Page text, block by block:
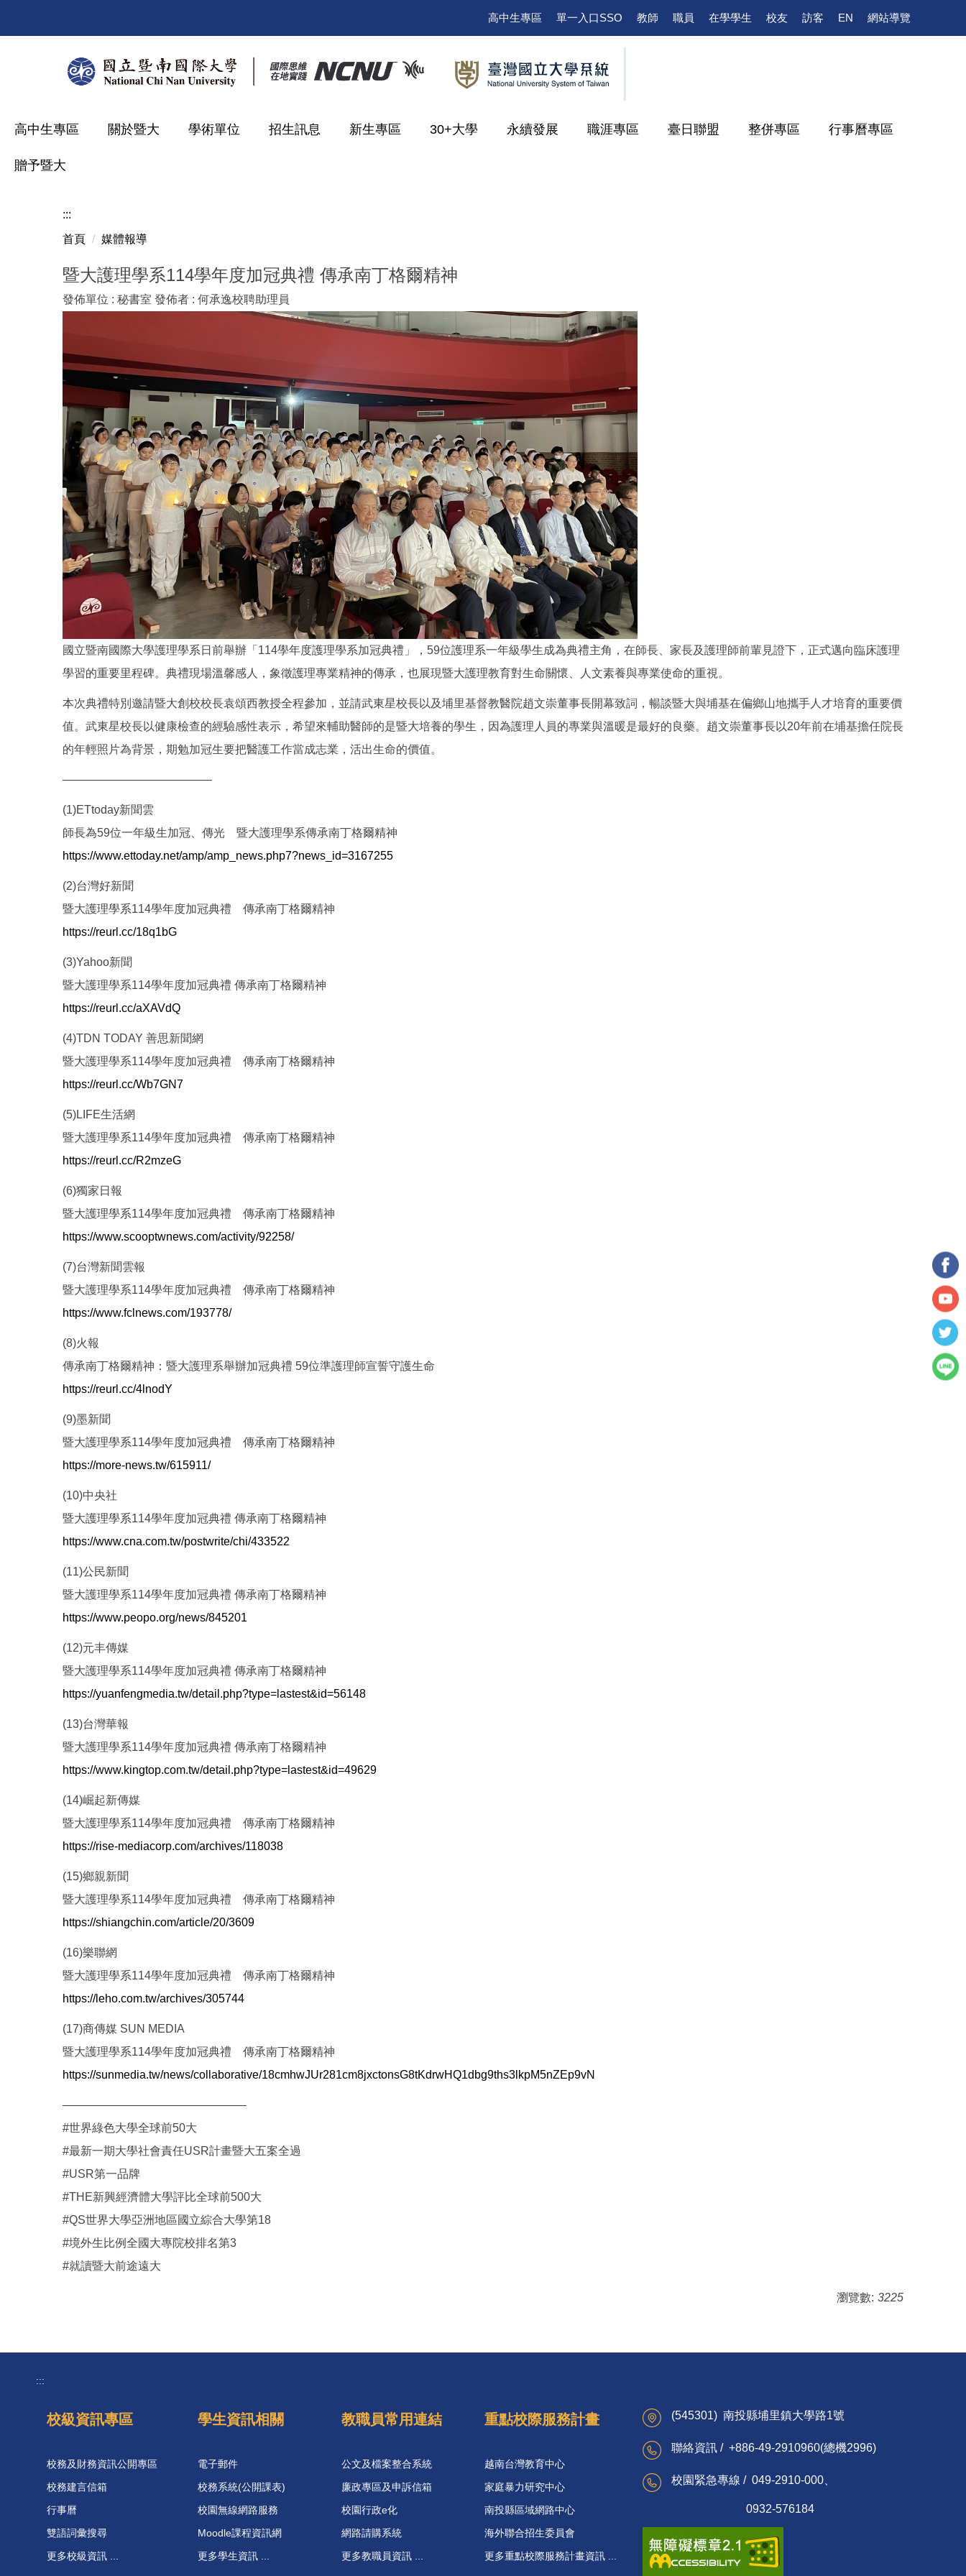
高中生專區 單一入口SSO 教師 職員 在學學生 校友 訪客 EN 網站導覽
高中生專區 關於暨大 學術單位 招生訊息 新生專區 30+大學 永續發展 職涯專區 臺日聯盟 整併專區 行事曆專區
贈予暨大
:::
首頁
媒體報導
暨大護理學系114學年度加冠典禮 傳承南丁格爾精神
發佈單位 : 秘書室 發佈者 : 何承逸校聘助理員
國立暨南國際大學護理學系日前舉辦「114學年度護理學系加冠典禮」，59位護理系一年級學生成為典禮主角，在師長、家長及護理師前輩見證下，正式邁向臨床護理
學習的重要里程碑。典禮現場溫馨感人，象徵護理專業精神的傳承，也展現暨大護理教育對生命關懷、人文素養與專業使命的重視。
本次典禮特別邀請暨大創校校長袁頌西教授全程參加，並請武東星校長以及埔里基督教醫院趙文崇董事長開幕致詞，暢談暨大與埔基在偏鄉山地攜手人才培育的重要價
值。武東星校長以健康檢查的經驗感性表示，希望來輔助醫師的是暨大培養的學生，因為護理人員的專業與溫暖是最好的良藥。趙文崇董事長以20年前在埔基擔任院長
的年輕照片為背景，期勉加冠生要把醫護工作當成志業，活出生命的價值。
—————————————
(1)ETtoday新聞雲
師長為59位一年級生加冠、傳光 暨大護理學系傳承南丁格爾精神
https://www.ettoday.net/amp/amp_news.php7?news_id=3167255
(2)台灣好新聞
暨大護理學系114學年度加冠典禮 傳承南丁格爾精神
https://reurl.cc/18q1bG
(3)Yahoo新聞
暨大護理學系114學年度加冠典禮 傳承南丁格爾精神
https://reurl.cc/aXAVdQ
(4)TDN TODAY 善思新聞網
暨大護理學系114學年度加冠典禮 傳承南丁格爾精神
https://reurl.cc/Wb7GN7
(5)LIFE生活網
暨大護理學系114學年度加冠典禮 傳承南丁格爾精神
https://reurl.cc/R2mzeG
(6)獨家日報
暨大護理學系114學年度加冠典禮 傳承南丁格爾精神
https://www.scooptwnews.com/activity/92258/
(7)台灣新聞雲報
暨大護理學系114學年度加冠典禮 傳承南丁格爾精神
https://www.fclnews.com/193778/
(8)火報
傳承南丁格爾精神：暨大護理系舉辦加冠典禮 59位準護理師宣誓守護生命
https://reurl.cc/4lnodY
(9)墨新聞
暨大護理學系114學年度加冠典禮 傳承南丁格爾精神
https://more-news.tw/615911/
(10)中央社
暨大護理學系114學年度加冠典禮 傳承南丁格爾精神
https://www.cna.com.tw/postwrite/chi/433522
(11)公民新聞
暨大護理學系114學年度加冠典禮 傳承南丁格爾精神
https://www.peopo.org/news/845201
(12)元丰傳媒
暨大護理學系114學年度加冠典禮 傳承南丁格爾精神
https://yuanfengmedia.tw/detail.php?type=lastest&id=56148
(13)台灣華報
暨大護理學系114學年度加冠典禮 傳承南丁格爾精神
https://www.kingtop.com.tw/detail.php?type=lastest&id=49629
(14)崛起新傳媒
暨大護理學系114學年度加冠典禮 傳承南丁格爾精神
https://rise-mediacorp.com/archives/118038
(15)鄉親新聞
暨大護理學系114學年度加冠典禮 傳承南丁格爾精神
https://shiangchin.com/article/20/3609
(16)樂聯網
暨大護理學系114學年度加冠典禮 傳承南丁格爾精神
https://leho.com.tw/archives/305744
(17)商傳媒 SUN MEDIA
暨大護理學系114學年度加冠典禮 傳承南丁格爾精神
https://sunmedia.tw/news/collaborative/18cmhwJUr281cm8jxctonsG8tKdrwHQ1dbg9ths3lkpM5nZEp9vN
————————————————
#世界綠色大學全球前50大
#最新一期大學社會責任USR計畫暨大五案全過
#USR第一品牌
#THE新興經濟體大學評比全球前500大
#QS世界大學亞洲地區國立綜合大學第18
#境外生比例全國大專院校排名第3
#就讀暨大前途遠大
瀏覽數: 3225
:::
校級資訊專區
校務及財務資訊公開專區
校務建言信箱
行事曆
雙語詞彙搜尋
更多校級資訊 ...
學生資訊相關
電子郵件
校務系統(公開課表)
校園無線網路服務
Moodle課程資訊網
更多學生資訊 ...
教職員常用連結
公文及檔案整合系統
廉政專區及申訴信箱
校園行政e化
網路請購系統
更多教職員資訊 ...
重點校際服務計畫
越南台灣教育中心
家庭暴力研究中心
南投縣區域網路中心
海外聯合招生委員會
更多重點校際服務計畫資訊 ...
(545301) 南投縣埔里鎮大學路1號
聯絡資訊 / +886-49-2910960(總機2996)
校園緊急專線 / 049-2910-000、
0932-576184